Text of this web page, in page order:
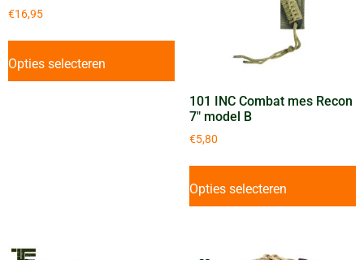
€16,95
Opties selecteren
101 INC Combat mes Recon
7″ model B
€5,80
Opties selecteren